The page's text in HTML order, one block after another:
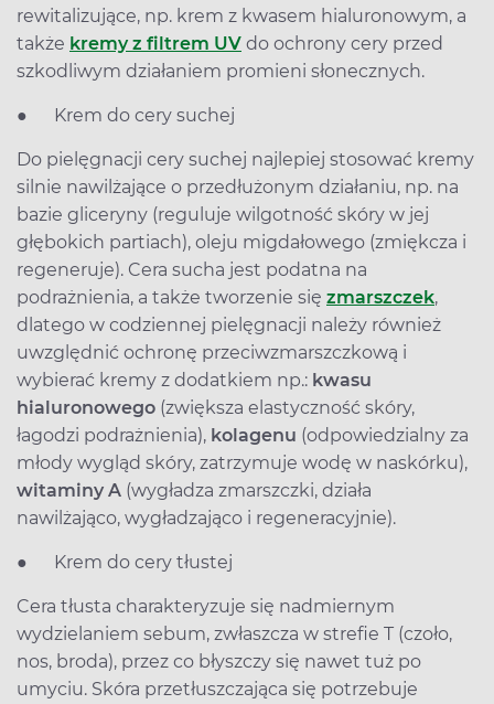
rewitalizujące, np. krem z kwasem hialuronowym, a
także kremy z filtrem UV do ochrony cery przed
szkodliwym działaniem promieni słonecznych.
● Krem do cery suchej
Do pielęgnacji cery suchej najlepiej stosować kremy
silnie nawilżające o przedłużonym działaniu, np. na
bazie gliceryny (reguluje wilgotność skóry w jej
głębokich partiach), oleju migdałowego (zmiękcza i
regeneruje). Cera sucha jest podatna na
podrażnienia, a także tworzenie się zmarszczek,
dlatego w codziennej pielęgnacji należy również
uwzględnić ochronę przeciwzmarszczkową i
wybierać kremy z dodatkiem np.: kwasu
hialuronowego (zwiększa elastyczność skóry,
łagodzi podrażnienia), kolagenu (odpowiedzialny za
młody wygląd skóry, zatrzymuje wodę w naskórku),
witaminy A (wygładza zmarszczki, działa
nawilżająco, wygładzająco i regeneracyjnie).
● Krem do cery tłustej
Cera tłusta charakteryzuje się nadmiernym
wydzielaniem sebum, zwłaszcza w strefie T (czoło,
nos, broda), przez co błyszczy się nawet tuż po
umyciu. Skóra przetłuszczająca się potrzebuje